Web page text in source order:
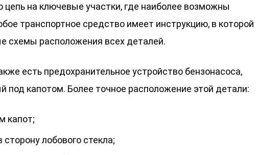
цепь на ключевые участки, где наиболее возможны
транспортное средство имеет инструкцию, в которой
схемы расположения всех деталей.
есть предохранительное устройство бензонасоса,
под капотом. Более точное расположение этой детали:
капот;
лобового стекла;